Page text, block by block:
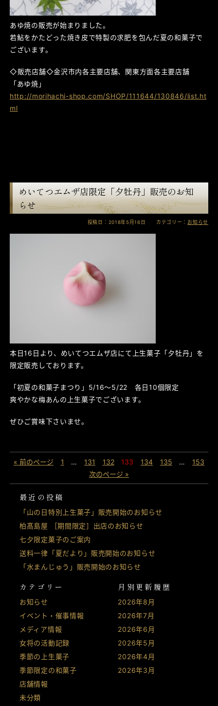
最近の投稿
「山の日特別上生菓子」販売開始のお知らせ
柏髙島屋 ［期間限定］出店のお知らせ
七夕限定菓子のご案内
送料一律「夏だより」販売開始のお知らせ
「水まんじゅう」販売開始のお知らせ
カテゴリー
お知らせ
イベント・催事情報
メディア情報
女将の活動記録
季節の上生菓子
季節限定の和菓子
店舗情報
未分類
月別更新履歴
2026年8月
2026年7月
2026年6月
2026年5月
2026年4月
2026年3月
あゆ焼の販売が始まりました。
若鮎をかたどった焼き皮で特製の求肥を包んだ夏の和菓子で
ございます。
◇販売店舗◇金沢市内各主要店舗、関東方面各主要店舗
「あゆ焼」
http://morihachi-shop.com/SHOP/111644/130846/list.ht
ml
めいてつエムザ店限定「夕牡丹」販売のお知
らせ
投稿日：2018年5月16日 カテゴリー： お知らせ
本日16日より、めいてつエムザ店にて上生菓子「夕牡丹」を
限定販売しております。
「初夏の和菓子まつり」5/16～5/22 各日10個限定
爽やかな梅あんの上生菓子でございます。
ぜひご賞味下さいませ。
« 前のページ 1 … 131 132 133 134 135 …
153
次のページ »